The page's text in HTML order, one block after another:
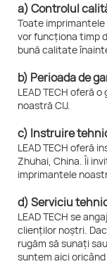
a) Controlul
Toate imprimantele
vor funcționa timp
bună calitate
b) Perioada de
LEAD TECH oferă
noastră CIJ.
c) Instruire
LEAD TECH oferă
Zhuhai, China. Îi
imprimantele
d) Serviciu
LEAD TECH se
clienților noștri.
rugăm să sunați
suntem aici